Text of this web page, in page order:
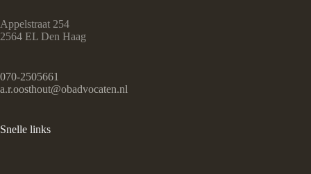
Appelstraat 254
2564 EL Den Haag
070-2505661
a.r.oosthout@obadvocaten.nl
Snelle links